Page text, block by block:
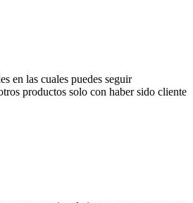
en las cuales puedes seguir
productos solo con haber sido cliente